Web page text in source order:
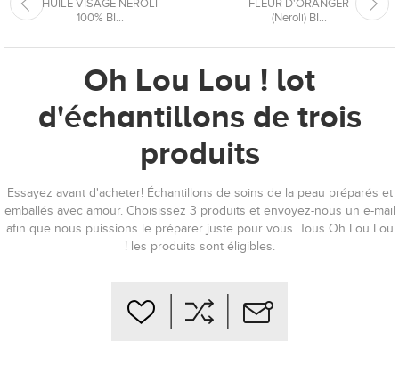
HUILE VISAGE NÉROLI
100% BI...
FLEUR D'ORANGER
(Neroli) BI...
Oh Lou Lou ! lot
d'échantillons de trois
produits
Essayez avant d'acheter! Échantillons de soins de la peau préparés et
emballés avec amour. Choisissez 3 produits et envoyez-nous un e-mail
afin que nous puissions le préparer juste pour vous. Tous Oh Lou Lou
! les produits sont éligibles.